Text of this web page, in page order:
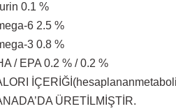
0.1 %
6 2.5 %
3 0.8 %
/ EPA 0.2 % / 0.2 %
ÜRETİLMİŞTİR.